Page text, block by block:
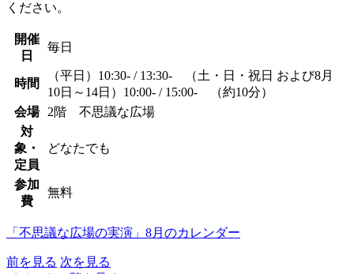
ください。
開催
日
毎日
時間
（平日）10:30- / 13:30- （土・日・祝日 および8月
10日～14日）10:00- / 15:00- （約10分）
会場
2階 不思議な広場
対
象・
定員
どなたでも
参加
費
無料
「不思議な広場の実演」8月のカレンダー
前を見る 次を見る